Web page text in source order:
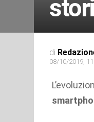
di
08/10/2019,